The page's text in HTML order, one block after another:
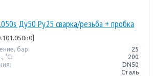
Ду50 Pу25 сварка/резьба + пробка
бар:
25
°С:
200
DN50
Сталь